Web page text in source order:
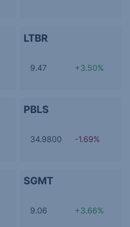
LTBR
9.47 +3.50%
PBLS
34.9800 -1.69%
SGMT
9.06 +3.66%